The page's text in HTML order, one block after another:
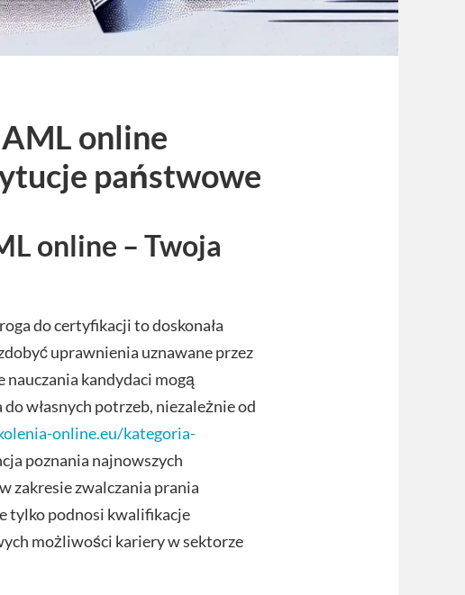
online
państwowe
online – Twoja
do certyfikacji to doskonała
uprawnienia uznawane przez
kandydaci mogą
własnych potrzeb, niezależnie od
online.eu/kategoria-
poznania najnowszych
zakresie zwalczania prania
tylko podnosi kwalifikacje
możliwości kariery w sektorze